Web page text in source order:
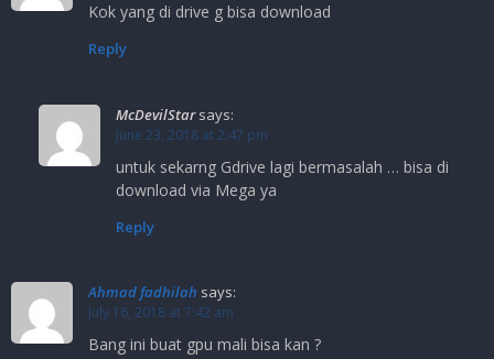
Kok yang di drive g bisa download
Reply
McDevilStar says:
June 23, 2018 at 2:47 pm
untuk sekarng Gdrive lagi bermasalah … bisa di
download via Mega ya
Reply
Ahmad fadhilah says:
July 16, 2018 at 7:42 am
Bang ini buat gpu mali bisa kan ?